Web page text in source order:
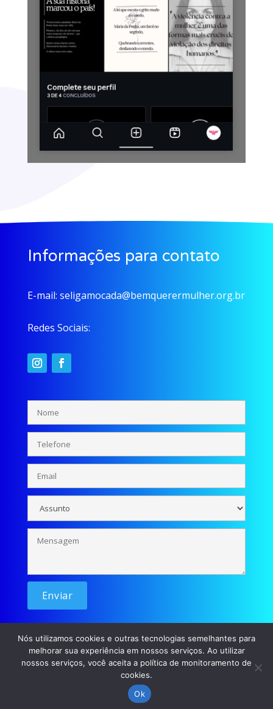
Informações para contato
E-mail: seligamocada@bemquerermulher.org.br
Redes Sociais:
© Se liga Moçada - 2026 / Desenvolvimento: p45m0
Nós utilizamos cookies e outras tecnologias semelhantes para
melhorar sua experiência em nossos serviços. Ao utilizar
nossos serviços, você aceita a política de monitoramento de
cookies.
Ok